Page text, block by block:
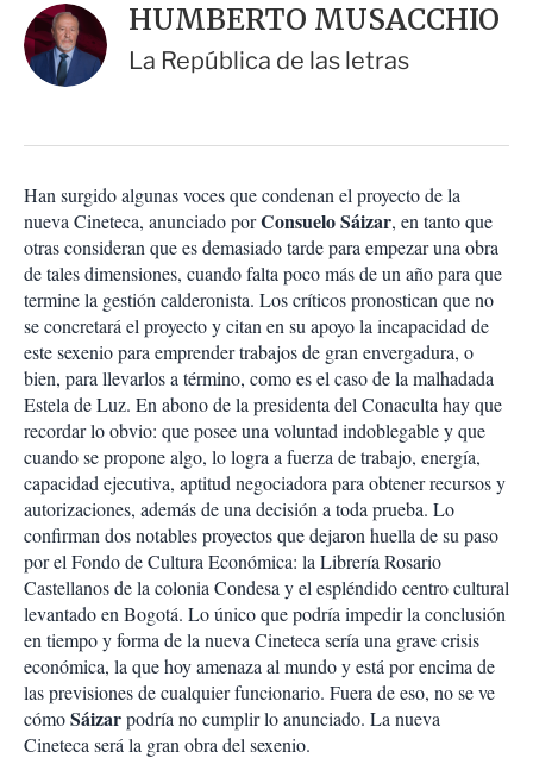
o
n
e
s
c
m
p
a
t
i
r
a
r
HUMBERTO MUSACCHIO
La República de las letras
Han surgido algunas voces que condenan el proyecto de la
nueva Cineteca, anunciado porConsuelo Sáizar, en tanto que
otras consideran que es demasiado tarde para empezar una obra
de tales dimensiones, cuando falta poco más de un año para que
termine la gestión calderonista. Los críticos pronostican que no
se concretará el proyecto y citan en su apoyo la incapacidad de
este sexenio para emprender trabajos de gran envergadura, o
bien, para llevarlos a término, como es el caso de la malhadada
Estela de Luz. En abono de la presidenta del Conaculta hay que
recordar lo obvio: que posee una voluntad indoblegable y que
cuando se propone algo, lo logra a fuerza de trabajo, energía,
capacidad ejecutiva, aptitud negociadora para obtener recursos y
autorizaciones, además de una decisión a toda prueba. Lo
confirman dos notables proyectos que dejaron huella de su paso
por el Fondo de Cultura Económica: la Librería Rosario
Castellanos de la colonia Condesa y el espléndido centro cultural
levantado en Bogotá. Lo único que podría impedir la conclusión
en tiempo y forma de la nueva Cineteca sería una grave crisis
económica, la que hoy amenaza al mundo y está por encima de
las previsiones de cualquier funcionario. Fuera de eso, no se ve
cómoSáizarpodría no cumplir lo anunciado. La nueva
Cineteca será la gran obra del sexenio.